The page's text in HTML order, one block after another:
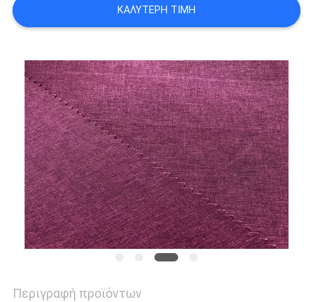
PRIVACY
POLICY
ΚΑΛΎΤΕΡΗ ΤΙΜΉ
Περιγραφή προϊόντων